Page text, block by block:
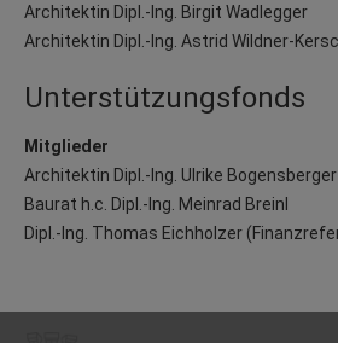
Architektin Dipl.-Ing. Birgit Wadlegger
Architektin Dipl.-Ing. Astrid Wildner-
Unterstützungsfonds
Mitglieder
Architektin Dipl.-Ing. Ulrike Bogensberger
Baurat h.c. Dipl.-Ing. Meinrad Breinl
Dipl.-Ing. Thomas Eichholzer